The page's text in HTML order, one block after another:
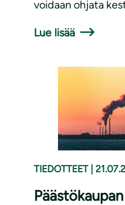
voidaan ohjata
Lue lisää
TIEDOTTEET